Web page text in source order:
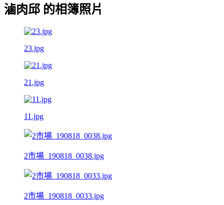
滷肉邱 的相簿照片
23.jpg
21.jpg
11.jpg
2市場_190818_0038.jpg
2市場_190818_0033.jpg